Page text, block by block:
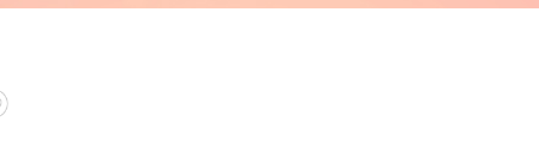
탈모케어